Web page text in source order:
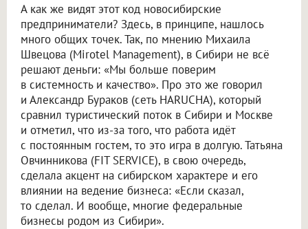
А как же видят этот код новосибирские
предприниматели? Здесь, в принципе, нашлось
много общих точек. Так, по мнению Михаила
Швецова (Mirotel Management), в Сибири не всё
решают деньги: «Мы больше поверим
в системность и качество». Про это же говорил
и Александр Бураков (сеть HARUCHA), который
сравнил туристический поток в Сибири и Москве
и отметил, что из-за того, что работа идёт
с постоянным гостем, то это игра в долгую. Татьяна
Овчинникова (FIT SERVICE), в свою очередь,
сделала акцент на сибирском характере и его
влиянии на ведение бизнеса: «Если сказал,
то сделал. И вообще, многие федеральные
бизнесы родом из Сибири».